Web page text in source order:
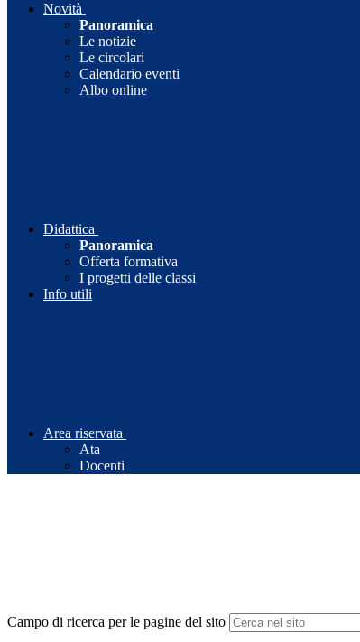
Novità
Panoramica
Le notizie
Le circolari
Calendario eventi
Albo online
Didattica
Panoramica
Offerta formativa
I progetti delle classi
Info utili
Area riservata
Ata
Docenti
Campo di ricerca per le pagine del sito